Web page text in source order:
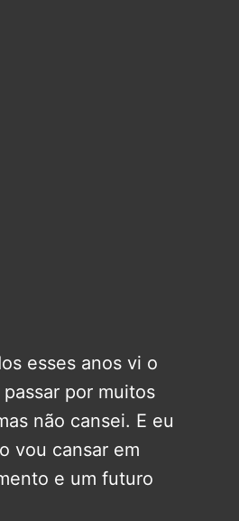
esses anos vi o
por muitos
não cansei. E eu
vou cansar em
e um futuro